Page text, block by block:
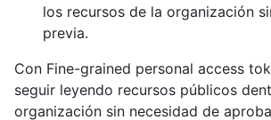
los recursos de la organización
previa.
Con Fine-grained personal access
seguir leyendo recursos públicos
organización sin necesidad de